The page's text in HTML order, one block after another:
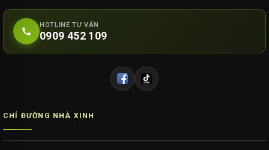
HOTLINE TƯ VẤN
0909 452 109
CHỈ ĐƯỜNG NHÀ XINH